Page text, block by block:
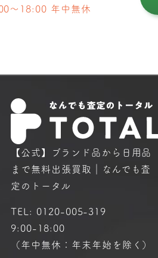
〜18:00 年中無休
【公式】ブランド品から日用品
まで無料出張買取｜なんでも査
定のトータル
TEL: 0120-005-319
9:00-18:00
（年中無休：年末年始を除く）